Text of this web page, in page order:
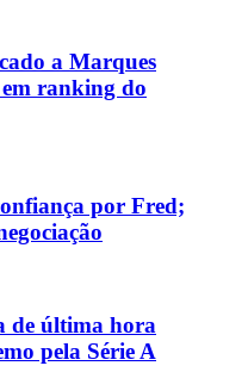
a Marques
ranking do
por Fred;
de última hora
pela Série A